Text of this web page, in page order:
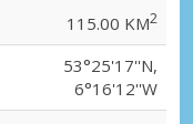
115.00 KM2
53°25'17''N,
6°16'12''W